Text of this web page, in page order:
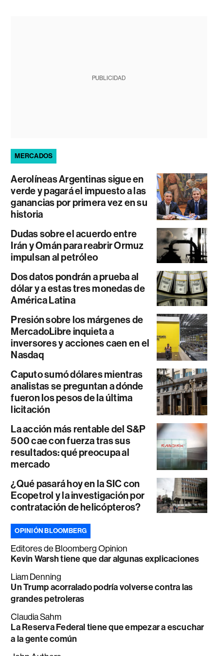
PUBLICIDAD
MERCADOS
Aerolíneas Argentinas sigue en
verde y pagará el impuesto a las
ganancias por primera vez en su
historia
Dudas sobre el acuerdo entre
Irán y Omán para reabrir Ormuz
impulsan al petróleo
Dos datos pondrán a prueba al
dólar y a estas tres monedas de
América Latina
Presión sobre los márgenes de
MercadoLibre inquieta a
inversores y acciones caen en el
Nasdaq
Caputo sumó dólares mientras
analistas se preguntan a dónde
fueron los pesos de la última
licitación
La acción más rentable del S&P
500 cae con fuerza tras sus
resultados: qué preocupa al
mercado
¿Qué pasará hoy en la SIC con
Ecopetrol y la investigación por
contratación de helicópteros?
OPINIÓN BLOOMBERG
Editores de Bloomberg Opinion
Kevin Warsh tiene que dar algunas explicaciones
Liam Denning
Un Trump acorralado podría volverse contra las
grandes petroleras
Claudia Sahm
La Reserva Federal tiene que empezar a escuchar
a la gente común